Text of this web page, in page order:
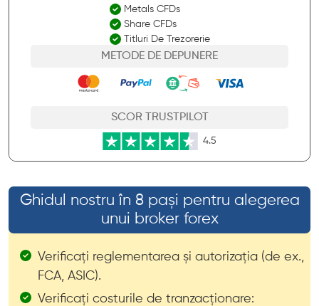
Metals CFDs
Share CFDs
Titluri De Trezorerie
METODE DE DEPUNERE
SCOR TRUSTPILOT
4.5
Ghidul nostru în 8 pași pentru alegerea
unui broker forex
Verificați reglementarea și autorizația (de ex.,
FCA, ASIC).
Verificați costurile de tranzacționare: